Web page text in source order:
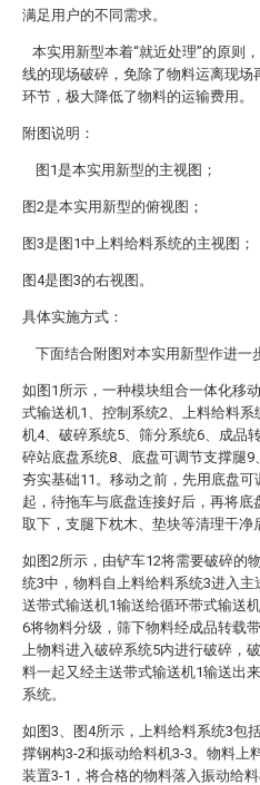
满足用户的不同需求。
本实用新型本着“就近处理”的原则
线的现场破碎，免除了物料运离现场
环节，极大降低了物料的运输费用。
附图说明：
图1是本实用新型的主视图；
图2是本实用新型的俯视图；
图3是图1中上料给料系统的主视图；
图4是图3的右视图。
具体实施方式：
下面结合附图对本实用新型作进一
如图1所示，一种模块组合一体化移
式输送机1、控制系统2、上料给料系
机4、破碎系统5、筛分系统6、成品
碎站底盘系统8、底盘可调节支撑腿9
夯实基础11。移动之前，先用底盘
起，待拖车与底盘连接好后，再将底
取下，支腿下枕木、垫块等清理干净
如图2所示，由铲车12将需要破碎的
统3中，物料自上料给料系统3进入主
送带式输送机1输送给循环带式输送
6将物料分级，筛下物料经成品转载
上物料进入破碎系统5内进行破碎，
料一起又经主送带式输送机1输送出
系统。
如图3、图4所示，上料给料系统3包
撑钢构3-2和振动给料机3-3。物料上
装置3-1，将合格的物料落入振动给